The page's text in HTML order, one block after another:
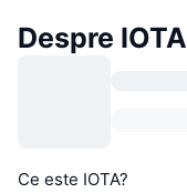
Despre IOTA
Ce este IOTA?